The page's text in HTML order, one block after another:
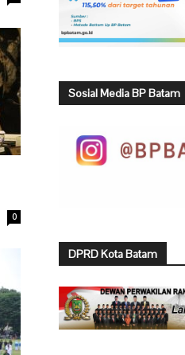
0
Sosial Media BP Batam
DPRD Kota Batam